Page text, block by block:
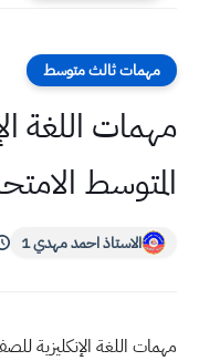
مهمات ثالث متوسط
مهمات اللغة
المتوسط
الاستاذ احمد مهدي 1
مهمات اللغة الإنكليزية